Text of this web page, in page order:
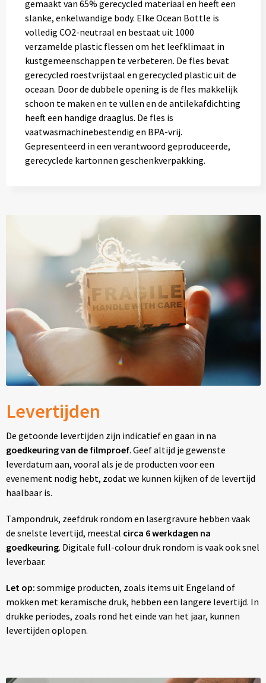
gemaakt van 65% gerecycled materiaal en heeft een
slanke, enkelwandige body. Elke Ocean Bottle is
volledig CO2-neutraal en bestaat uit 1000
verzamelde plastic flessen om het leefklimaat in
kustgemeenschappen te verbeteren. De fles bevat
gerecycled roestvrijstaal en gerecycled plastic uit de
oceaan. Door de dubbele opening is de fles makkelijk
schoon te maken en te vullen en de antilekafdichting
heeft een handige draaglus. De fles is
vaatwasmachinebestendig en BPA-vrij.
Gepresenteerd in een verantwoord geproduceerde,
gerecyclede kartonnen geschenkverpakking.
Levertijden
De getoonde levertijden zijn indicatief en gaan in na
goedkeuring van de filmproef. Geef altijd je gewenste
leverdatum aan, vooral als je de producten voor een
evenement nodig hebt, zodat we kunnen kijken of de levertijd
haalbaar is.
Tampondruk, zeefdruk rondom en lasergravure hebben vaak
de snelste levertijd, meestal circa 6 werkdagen na
goedkeuring. Digitale full-colour druk rondom is vaak ook snel
leverbaar.
Let op: sommige producten, zoals items uit Engeland of
mokken met keramische druk, hebben een langere levertijd. In
drukke periodes, zoals rond het einde van het jaar, kunnen
levertijden oplopen.